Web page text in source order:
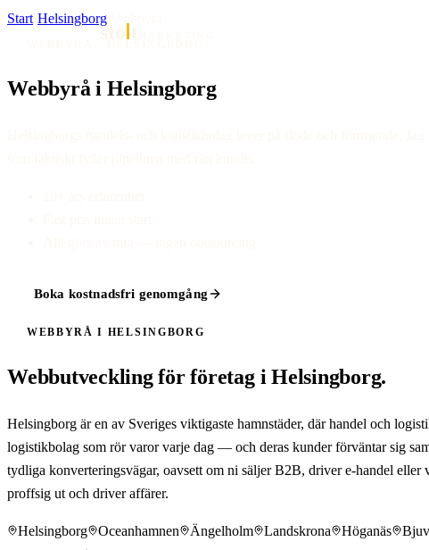
sto
Start Helsingborg
Webbyrå i Helsingborg
Boka kostnadsfri genomgång
WEBBYRÅ I HELSINGBORG
Webbutveckling för företag i Helsingborg.
Helsingborg är en av Sveriges viktigaste hamnstäder, där handel och
logistikbolag som rör varor varje dag — och deras kunder förväntar sig
tydliga konverteringsvägar, oavsett om ni säljer B2B, driver e-handel
proffsig ut och driver affärer.
Helsingborg Oceanhamnen Ängelholm Landskrona Höganäs Bjuv